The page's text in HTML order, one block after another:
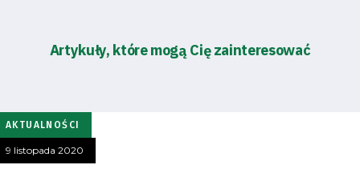
Artykuły, które mogą Cię zainteresować
AKTUALNOŚCI
9 listopada 2020